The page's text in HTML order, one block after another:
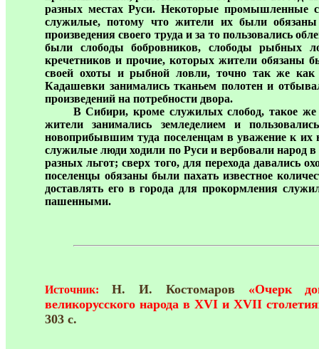
разных местах Руси. Некоторые
служилые, потому что жители их были обязаны
произведения своего труда и за то пользовались
были слободы бобровников, слободы рыбных
кречетников и прочие, которых жители обязаны
своей охоты и рыбной ловли, точно так же
Кадашевки занимались тканьем полотен и
произведений на потребности двора.
В Сибири, кроме служилых слобод, такое же
жители занимались земледелием и
новоприбывшим туда поселенцам в уважение к их
служилые люди ходили по Руси и вербовали народ
разных льгот; сверх того, для перехода давались
поселенцы обязаны были пахать известное
доставлять его в города для прокормления
пашенными.
Источник: Н. И. Костомаров «Очерк
великорусского народа в XVI и XVII
303 с.